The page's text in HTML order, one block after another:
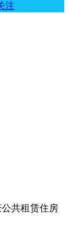
注
公共租赁住房